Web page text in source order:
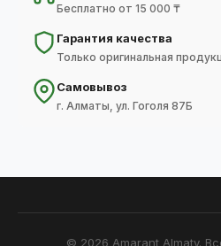
Бесплатно от 15 000 ₸
Гарантия качества
Только оригинальная
Самовывоз
г. Алматы, ул. Гоголя 87Б
© 2026 Amarant Almaty.